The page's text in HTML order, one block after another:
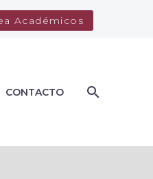
Académicos
CONTACTO